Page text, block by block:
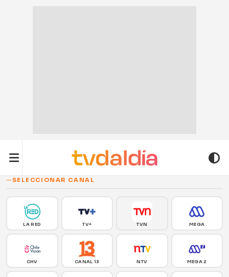
SELECCIONAR CANAL
LA RED TV+ TVN MEGA
CHV CANAL 13 NTV MEGA 2